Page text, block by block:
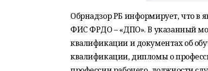
Обрнадзор РБ информирует, что в
ФИС ФРДО – «ДПО». В указанный
квалификации и документах об
квалификации, дипломы о